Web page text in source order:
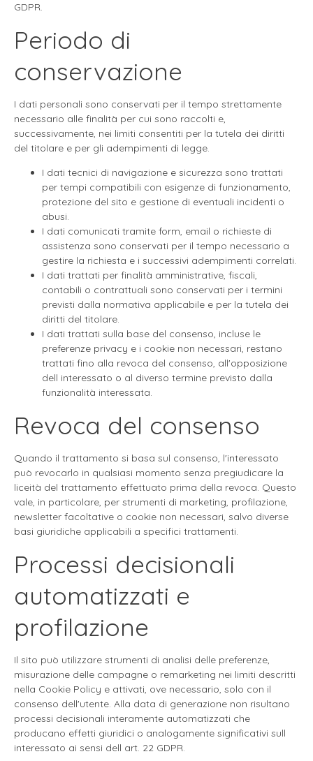
GDPR.
Periodo di
conservazione
I dati personali sono conservati per il tempo strettamente
necessario alle finalità per cui sono raccolti e,
successivamente, nei limiti consentiti per la tutela dei diritti
del titolare e per gli adempimenti di legge.
I dati tecnici di navigazione e sicurezza sono trattati
per tempi compatibili con esigenze di funzionamento,
protezione del sito e gestione di eventuali incidenti o
abusi.
I dati comunicati tramite form, email o richieste di
assistenza sono conservati per il tempo necessario a
gestire la richiesta e i successivi adempimenti correlati.
I dati trattati per finalità amministrative, fiscali,
contabili o contrattuali sono conservati per i termini
previsti dalla normativa applicabile e per la tutela dei
diritti del titolare.
I dati trattati sulla base del consenso, incluse le
preferenze privacy e i cookie non necessari, restano
trattati fino alla revoca del consenso, all'opposizione
dell interessato o al diverso termine previsto dalla
funzionalità interessata.
Revoca del consenso
Quando il trattamento si basa sul consenso, l'interessato
può revocarlo in qualsiasi momento senza pregiudicare la
liceità del trattamento effettuato prima della revoca. Questo
vale, in particolare, per strumenti di marketing, profilazione,
newsletter facoltative o cookie non necessari, salvo diverse
basi giuridiche applicabili a specifici trattamenti.
Processi decisionali
automatizzati e
profilazione
Il sito può utilizzare strumenti di analisi delle preferenze,
misurazione delle campagne o remarketing nei limiti descritti
nella Cookie Policy e attivati, ove necessario, solo con il
consenso dell'utente. Alla data di generazione non risultano
processi decisionali interamente automatizzati che
producano effetti giuridici o analogamente significativi sull
interessato ai sensi dell art. 22 GDPR.